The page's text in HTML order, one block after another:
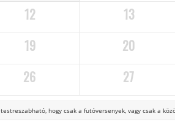
12
13
19
20
26 27
testreszabható, hogy csak a futóversenyek, vagy csak a